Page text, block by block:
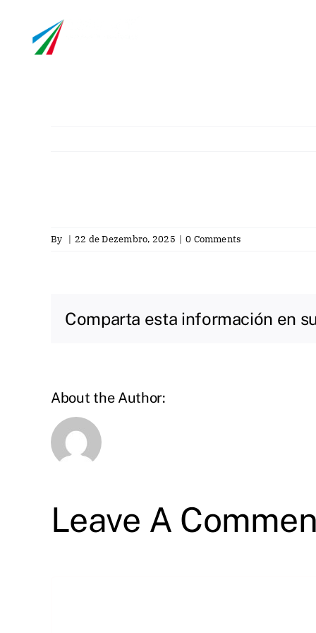
content
By | 22 de Dezembro, 2025 | 0 Comments
Comparta esta información en
About the Author:
Leave A